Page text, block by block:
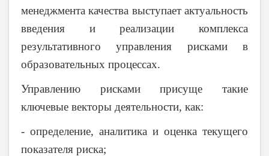
менеджмента качества выступает актуальность
введения и реализации комплекса
результативного управления рисками в
образовательных процессах.
Управлению рискамиприсуще такие
ключевые векторы деятельности, как:
- определение, аналитика и оценка текущего
показателя риска;